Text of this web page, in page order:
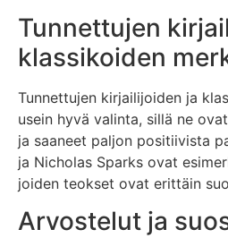
Tunnettujen
klassikoiden
Tunnettujen kirjailijoiden ja
usein hyvä valinta, sillä ne
ja saaneet paljon positiivista
ja Nicholas Sparks ovat
joiden teokset ovat erittäin
Arvostelut ja